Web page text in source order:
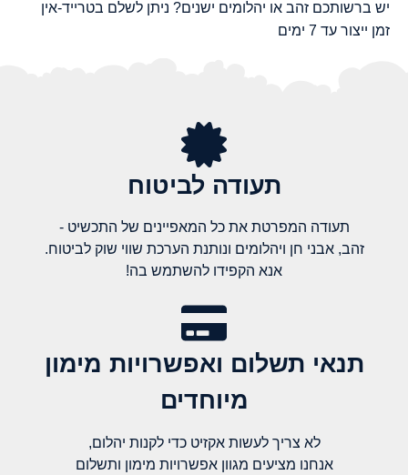
יש ברשותכם זהב או יהלומים ישנים? ניתן לשלם בטרייד-אין
זמן ייצור עד 7 ימים
תעודה לביטוח
תעודה המפרטת את כל המאפיינים של התכשיט -
זהב, אבני חן ויהלומים ונותנת הערכת שווי שוק לביטוח.
אנא הקפידו להשתמש בה!
תנאי תשלום ואפשרויות מימון
מיוחדים
לא צריך לעשות אקזיט כדי לקנות יהלום,
אנחנו מציעים מגוון אפשרויות מימון ותשלום